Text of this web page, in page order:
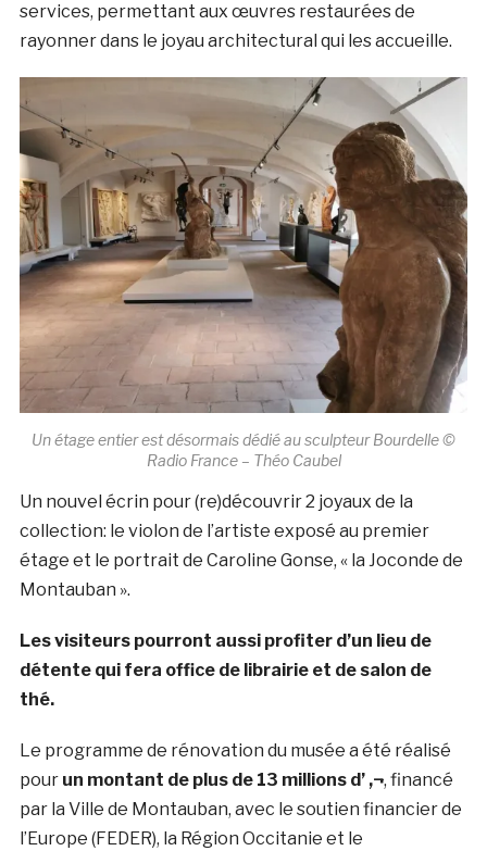
services, permettant aux œuvres restaurées de
rayonner dans le joyau architectural qui les accueille.
Un étage entier est désormais dédié au sculpteur Bourdelle ©
Radio France – Théo Caubel
Un nouvel écrin pour (re)découvrir 2 joyaux de la
collection: le violon de l’artiste exposé au premier
étage et le portrait de Caroline Gonse, « la Joconde de
Montauban ».
Les visiteurs pourront aussi profiter d’un lieu de
détente qui fera office de librairie et de salon de
thé.
Le programme de rénovation du musée a été réalisé
pour un montant de plus de 13 millions d’ ‚¬, financé
par la Ville de Montauban, avec le soutien financier de
l’Europe (FEDER), la Région Occitanie et le